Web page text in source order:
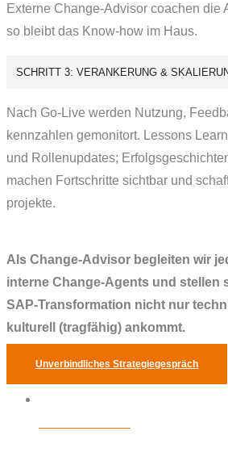
Externe Change-Advisor coachen die
so bleibt das Know-how im Haus.
SCHRITT 3: VERANKERUNG &
Nach Go-Live werden Nutzung,
kennzahlen gemonitort. Lessons
und Rollen­updates;
machen Fortschritte sichtbar und
projekte.
Als Change-Advisor begleiten wir
interne Change-Agents und stellen
SAP-Transformation nicht nur
kulturell (tragfähig) ankommt.
Unverbindliches Strategiegespräch